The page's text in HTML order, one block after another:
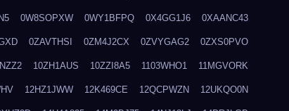
0W8SOPXW 0WY1BFPQ 0X4GG1J6 0XAANC43
0ZAVTHSI 0ZM4J2CX 0ZVYGAG2 0ZXS0PVO
10ZH1AUS 10ZZI8A5 1103WHO1 11MGVORK
12HZ1JWW 12K469CE 12QCPWZN 12UKQO0N